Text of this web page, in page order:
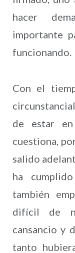
hacer
importante
funcionando.
Con el
de estar
cuestiona,
salido
ha
también
difícil de
cansancio y
tanto